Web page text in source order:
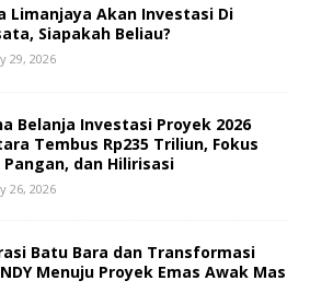
Limanjaya Akan Investasi Di
Siapakah Beliau?
29, 2026
Belanja Investasi Proyek 2026
Tembus Rp235 Triliun, Fokus
Pangan, dan Hilirisasi
26, 2026
Batu Bara dan Transformasi
Menuju Proyek Emas Awak Mas